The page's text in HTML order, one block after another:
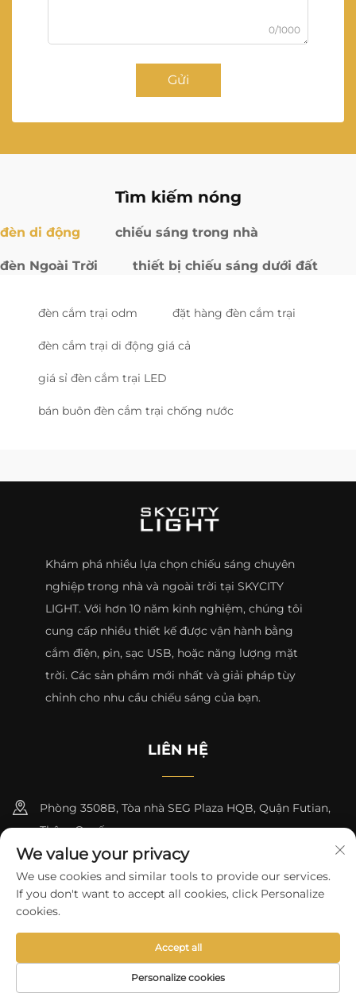
0/1000
Gửi
Tìm kiếm nóng
đèn di động chiếu sáng trong nhà
đèn Ngoài Trời thiết bị chiếu sáng dưới đất
đèn cắm trại odm đặt hàng đèn cắm trại
đèn cắm trại di động giá cả
giá sỉ đèn cắm trại LED
bán buôn đèn cắm trại chống nước
Khám phá nhiều lựa chọn chiếu sáng chuyên
nghiệp trong nhà và ngoài trời tại SKYCITY
LIGHT. Với hơn 10 năm kinh nghiệm, chúng tôi
cung cấp nhiều thiết kế được vận hành bằng
cắm điện, pin, sạc USB, hoặc năng lượng mặt
trời. Các sản phẩm mới nhất và giải pháp tùy
chỉnh cho nhu cầu chiếu sáng của bạn.
LIÊN HỆ
Phòng 3508B, Tòa nhà SEG Plaza HQB, Quận Futian,
Thâm Quyến
+8615817427232
[email protected]
Bản quyền © 2024 bởi skycity light co., ltd Chính sách bảo mật
We value your privacy
We use cookies and similar tools to provide our services.
If you don't want to accept all cookies, click Personalize
cookies.
Personalize cookies
Accept all